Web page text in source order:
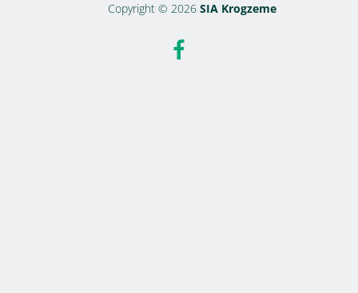
Copyright © 2026 SIA Krogzeme